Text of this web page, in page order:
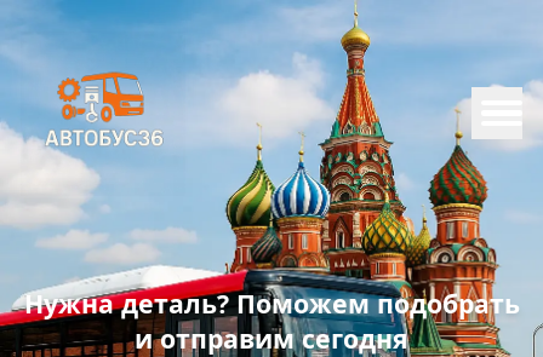
Нужна деталь? Поможем подобрать
и отправим сегодня
Меню
Главная
Каталог
Марки
Информация